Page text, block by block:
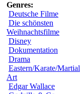
Genres:
Deutsche Filme
Die schönsten
Weihnachtsfilme
Disney
Dokumentation
Drama
Eastern/Karate/Martial
Art
Edgar Wallace